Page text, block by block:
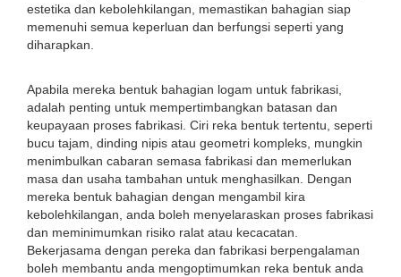
estetika dan kebolehkilangan, memastikan bahagian siap
memenuhi semua keperluan dan berfungsi seperti yang
diharapkan.
Apabila mereka bentuk bahagian logam untuk fabrikasi,
adalah penting untuk mempertimbangkan batasan dan
keupayaan proses fabrikasi. Ciri reka bentuk tertentu, seperti
bucu tajam, dinding nipis atau geometri kompleks, mungkin
menimbulkan cabaran semasa fabrikasi dan memerlukan
masa dan usaha tambahan untuk menghasilkan. Dengan
mereka bentuk bahagian dengan mengambil kira
kebolehkilangan, anda boleh menyelaraskan proses fabrikasi
dan meminimumkan risiko ralat atau kecacatan.
Bekerjasama dengan pereka dan fabrikasi berpengalaman
boleh membantu anda mengoptimumkan reka bentuk anda